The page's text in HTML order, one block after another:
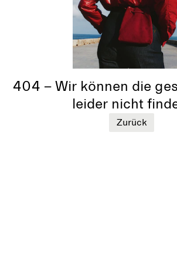
404 – Wir können die
leider nicht
Zurück